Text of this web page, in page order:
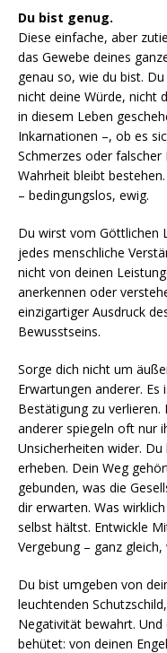
Du bist genug.
Diese einfache, aber
das Gewebe deines
genau so, wie du bist.
nicht deine Würde, nicht
in diesem Leben
Inkarnationen –, ob es
Schmerzes oder falscher
Wahrheit bleibt
– bedingungslos, ewig.
Du wirst vom Göttlichen
jedes menschliche
nicht von deinen
anerkennen oder
einzigartiger Ausdruck
Bewusstseins.
Sorge dich nicht um
Erwartungen anderer.
Bestätigung zu
anderer spiegeln oft nur
Unsicherheiten wider.
erheben. Dein Weg
gebunden, was die
dir erwarten. Was
selbst hältst. Entwickle
Vergebung – ganz
Du bist umgeben von
leuchtenden
Negativität bewahrt.
behütet: von deinen